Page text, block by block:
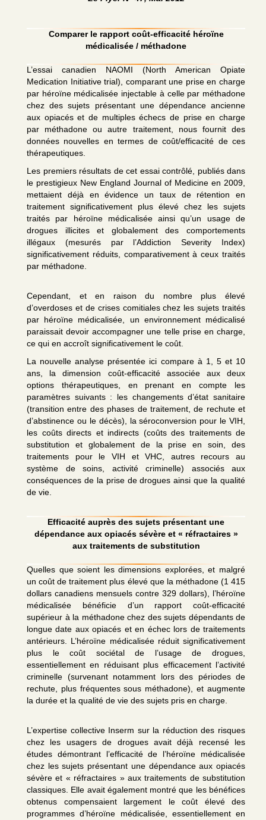
Comparer le rapport coût-efficacité héroïne
médicalisée / méthadone
L’essai canadien NAOMI (North American Opiate
Medication Initiative trial), comparant une prise en charge
par héroïne médicalisée injectable à celle par méthadone
chez des sujets présentant une dépendance ancienne
aux opiacés et de multiples échecs de prise en charge
par méthadone ou autre traitement, nous fournit des
données nouvelles en termes de coût/efficacité de ces
thérapeutiques.
Les premiers résultats de cet essai contrôlé, publiés dans
le prestigieux New England Journal of Medicine en 2009,
mettaient déjà en évidence un taux de rétention en
traitement significativement plus élevé chez les sujets
traités par héroïne médicalisée ainsi qu’un usage de
drogues illicites et globalement des comportements
illégaux (mesurés par l’Addiction Severity Index)
significativement réduits, comparativement à ceux traités
par méthadone.
Cependant, et en raison du nombre plus élevé
d’overdoses et de crises comitiales chez les sujets traités
par héroïne médicalisée, un environnement médicalisé
paraissait devoir accompagner une telle prise en charge,
ce qui en accroît significativement le coût.
La nouvelle analyse présentée ici compare à 1, 5 et 10
ans, la dimension coût-efficacité associée aux deux
options thérapeutiques, en prenant en compte les
paramètres suivants : les changements d’état sanitaire
(transition entre des phases de traitement, de rechute et
d’abstinence ou le décès), la séroconversion pour le VIH,
les coûts directs et indirects (coûts des traitements de
substitution et globalement de la prise en soin, des
traitements pour le VIH et VHC, autres recours au
système de soins, activité criminelle) associés aux
conséquences de la prise de drogues ainsi que la qualité
de vie.
Efficacité auprès des sujets présentant une
dépendance aux opiacés sévère et « réfractaires »
aux traitements de substitution
Quelles que soient les dimensions explorées, et malgré
un coût de traitement plus élevé que la méthadone (1 415
dollars canadiens mensuels contre 329 dollars), l’héroïne
médicalisée bénéficie d’un rapport coût-efficacité
supérieur à la méthadone chez des sujets dépendants de
longue date aux opiacés et en échec lors de traitements
antérieurs. L’héroïne médicalisée réduit significativement
plus le coût sociétal de l’usage de drogues,
essentiellement en réduisant plus efficacement l’activité
criminelle (survenant notamment lors des périodes de
rechute, plus fréquentes sous méthadone), et augmente
la durée et la qualité de vie des sujets pris en charge.
L’expertise collective Inserm sur la réduction des risques
chez les usagers de drogues avait déjà recensé les
études démontrant l’efficacité de l’héroïne médicalisée
chez les sujets présentant une dépendance aux opiacés
sévère et « réfractaires » aux traitements de substitution
classiques. Elle avait également montré que les bénéfices
obtenus compensaient largement le coût élevé des
programmes d’héroïne médicalisée, essentiellement en